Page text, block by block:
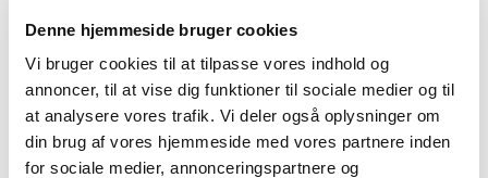
Denne hjemmeside bruger cookies
Vi bruger cookies til at tilpasse vores indhold og
annoncer, til at vise dig funktioner til sociale medier og til
at analysere vores trafik. Vi deler også oplysninger om
din brug af vores hjemmeside med vores partnere inden
for sociale medier, annonceringspartnere og
2016 (42)
2015 (30)
2014 (44)
2013 (44)
2012 (41)